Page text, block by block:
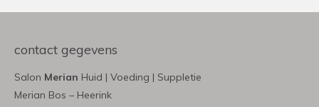
contact gegevens
Salon Merian Huid | Voeding | Suppletie
Merian Bos – Heerink